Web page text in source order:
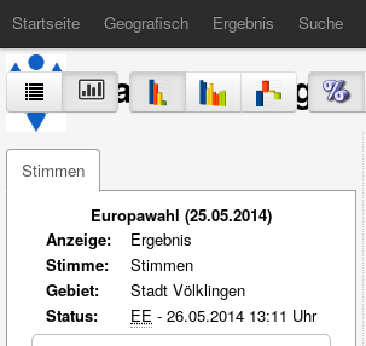
Startseite Geografisch Ergebnis Suche
Stadt Völklingen
Stimmen
Europawahl (25.05.2014)
Anzeige:
Ergebnis
Stimme:
Stimmen
Gebiet:
Stadt Völklingen
Status:
EE - 26.05.2014 13:11 Uhr